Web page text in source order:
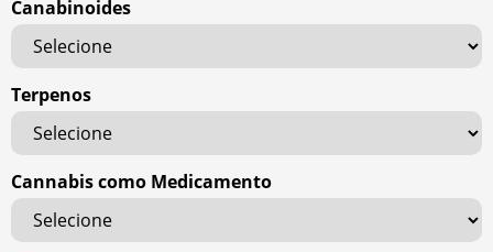
Canabinoides
Terpenos
Cannabis como Medicamento